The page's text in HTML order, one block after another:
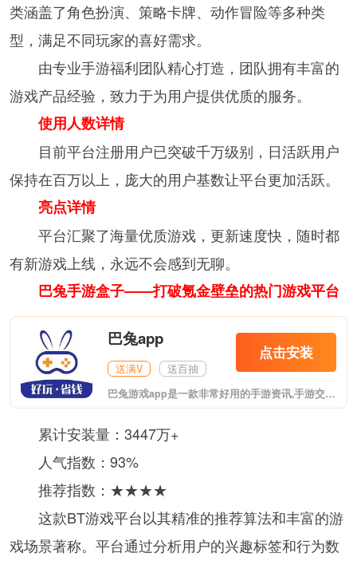
类涵盖了角色扮演、策略卡牌、动作冒险等多种类
型，满足不同玩家的喜好需求。
由专业手游福利团队精心打造，团队拥有丰富的
游戏产品经验，致力于为用户提供优质的服务。
使用人数详情
目前平台注册用户已突破千万级别，日活跃用户
保持在百万以上，庞大的用户基数让平台更加活跃。
亮点详情
平台汇聚了海量优质游戏，更新速度快，随时都
有新游戏上线，永远不会感到无聊。
巴兔手游盒子——打破氪金壁垒的热门游戏平台
巴兔app
送满V 送百抽
点击安装
巴兔游戏app是一款非常好用的手游资讯,手游交易社区,在软件上支持玩家在线交易账号,在懂游戏APP上我们还可以看到非常多的最新的手游资讯,让你第一时间了解到游戏的版本变化,感兴趣的朋友赶紧下载使用吧!
累计安装量：3447万+
人气指数：93%
推荐指数：★★★★
这款BT游戏平台以其精准的推荐算法和丰富的游
戏场景著称。平台通过分析用户的兴趣标签和行为数